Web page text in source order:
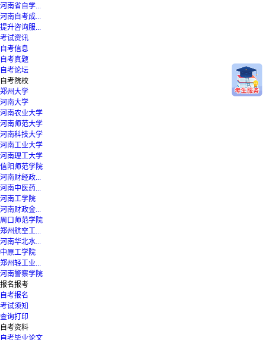
河南省自学...
河南自考成...
提升咨询服...
考试资讯
自考信息
自考真题
自考论坛
自考院校
郑州大学
河南大学
河南农业大学
河南师范大学
河南科技大学
河南工业大学
河南理工大学
信阳师范学院
河南财经政...
河南中医药...
河南工学院
河南财政金...
周口师范学院
郑州航空工...
河南华北水...
中原工学院
郑州轻工业...
河南警察学院
报名报考
自考报名
考试须知
查询打印
自考资料
自考毕业论文